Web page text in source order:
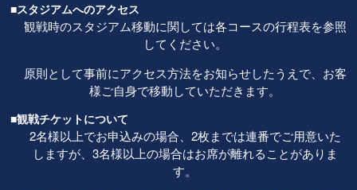
■スタジアムへのアクセス
観戦時のスタジアム移動に関しては各コースの行程表を参照
してください。
原則として事前にアクセス方法をお知らせしたうえで、お客
様ご自身で移動していただきます。
■観戦チケットについて
2名様以上でお申込みの場合、2枚までは連番でご用意いた
しますが、3名様以上の場合はお席が離れることがありま
す。